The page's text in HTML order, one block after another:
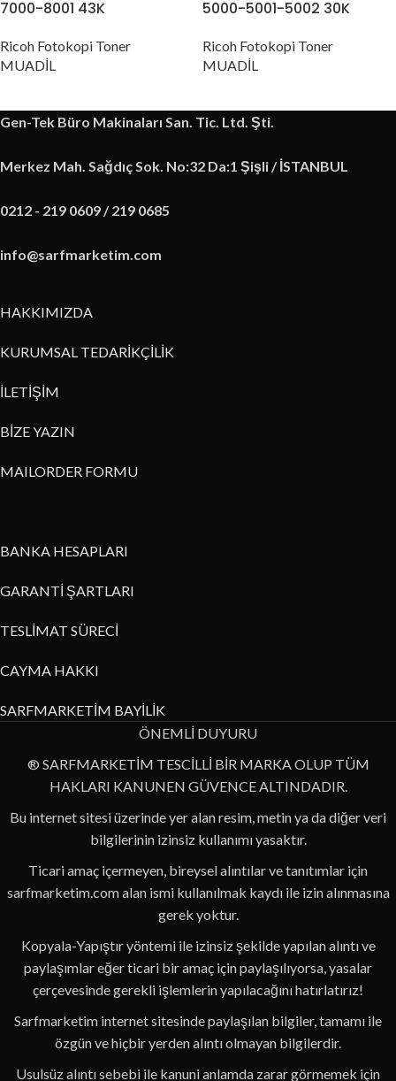
7000-8001 43K
Ricoh Fotokopi Toner
MUADİL
5000-5001-5002 30K
Ricoh Fotokopi Toner
MUADİL
Gen-Tek Büro Makinaları San. Tic. Ltd. Şti.
Merkez Mah. Sağdıç Sok. No:32 Da:1 Şişli / İSTANBUL
0212 - 219 0609 / 219 0685
info@sarfmarketim.com
HAKKIMIZDA
KURUMSAL TEDARİKÇİLİK
İLETİŞİM
BİZE YAZIN
MAILORDER FORMU
BANKA HESAPLARI
GARANTİ ŞARTLARI
TESLİMAT SÜRECİ
CAYMA HAKKI
SARFMARKETİM BAYİLİK
ÖNEMLİ DUYURU
® SARFMARKETİM TESCİLLİ BİR MARKA OLUP TÜM
HAKLARI KANUNEN GÜVENCE ALTINDADIR.
Bu internet sitesi üzerinde yer alan resim, metin ya da diğer veri
bilgilerinin izinsiz kullanımı yasaktır.
Ticari amaç içermeyen, bireysel alıntılar ve tanıtımlar için
sarfmarketim.com alan ismi kullanılmak kaydı ile izin alınmasına
gerek yoktur.
Kopyala-Yapıştır yöntemi ile izinsiz şekilde yapılan alıntı ve
paylaşımlar eğer ticari bir amaç için paylaşılıyorsa, yasalar
çerçevesinde gerekli işlemlerin yapılacağını hatırlatırız!
Sarfmarketim internet sitesinde paylaşılan bilgiler, tamamı ile
özgün ve hiçbir yerden alıntı olmayan bilgilerdir.
Usulsüz alıntı sebebi ile kanuni anlamda zarar görmemek için